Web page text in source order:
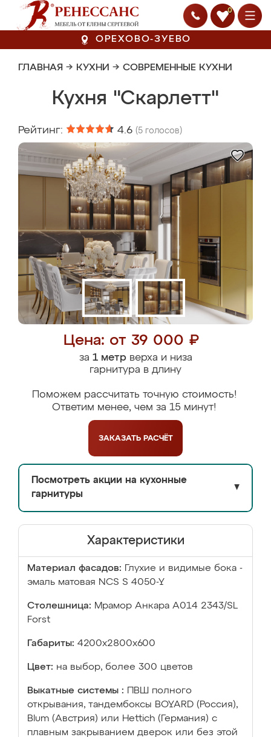
0
ОРЕХОВО-ЗУЕВО
ГЛАВНАЯ → КУХНИ → СОВРЕМЕННЫЕ КУХНИ
Кухня "Скарлетт"
Рейтинг: 4.6 (5 голосов)
Цена: от 39 000 ₽
за 1 метрверха и низа
гарнитура в длину
Поможем рассчитать точную стоимость!
Ответим менее, чем за 15 минут!
ЗАКАЗАТЬ РАСЧЁТ
Посмотреть акции на кухонные
гарнитуры
▼
Характеристики
Материал фасадов:
Глухие и видимые бока -
эмаль матовая NCS S 4050-Y
Столешница: Мрамор Анкара А014 2343/SL
Forst
Габариты: 4200х2800х600
Цвет: на выбор, более 300 цветов
Выкатные системы :
ПВШ полного
открывания, тандембоксы BOYARD (Россия),
Blum (Австрия) или Hettich (Германия) с
плавным закрыванием дверок или без этой